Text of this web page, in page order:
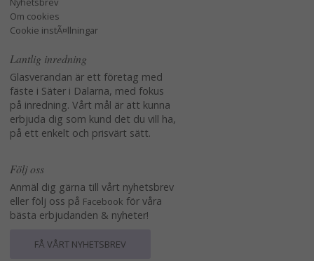
Om cookies
Cookie instÃ¤llningar
Lantlig inredning
Glasverandan är ett företag med
fäste i Säter i Dalarna, med fokus
på inredning. Vårt mål är att kunna
erbjuda dig som kund det du vill ha,
på ett enkelt och prisvärt sätt.
Följ oss
Anmäl dig gärna till vårt nyhetsbrev
eller följ oss på Facebook för våra
bästa erbjudanden & nyheter!
FÅ VÅRT NYHETSBREV